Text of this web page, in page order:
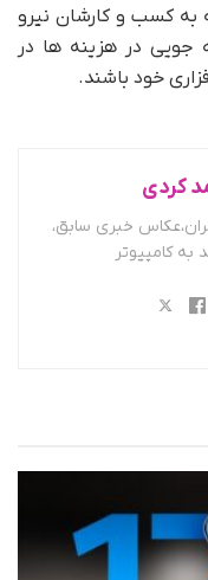
به کسب و کارشان نیرو
جویی در هزینه ها در
خود باشند.
کردی
خبری سابق،
به کامپیوتر